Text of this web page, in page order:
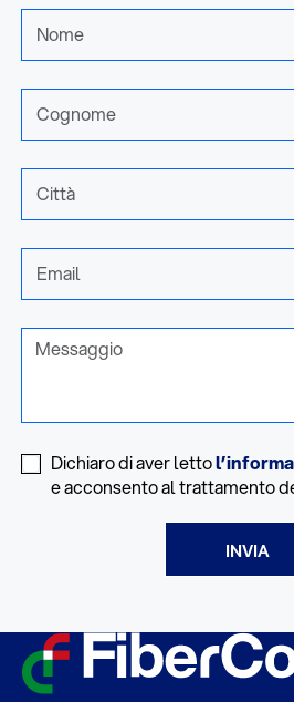
Dichiaro di aver letto
e acconsento al trattamento
INVIA